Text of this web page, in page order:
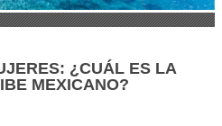
¿CUÁL ES LA
MEXICANO?